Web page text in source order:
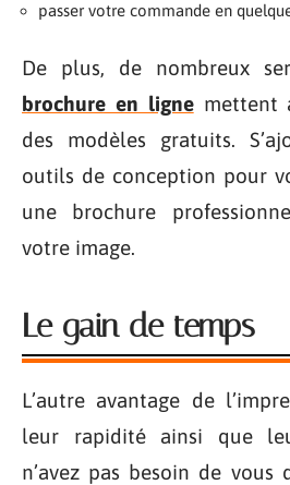
passer votre commande en
De plus, de nombreux
brochure en lignemettent
des modèles gratuits.
outils de conception pour
une brochure
votre image.
Le gain de temps
L’autre avantage de
leur rapidité ainsi que
n’avez pas besoin de